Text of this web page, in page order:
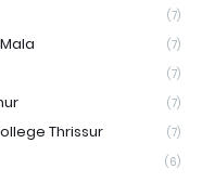
(7)
(7)
(7)
(7)
Thrissur (7)
(6)